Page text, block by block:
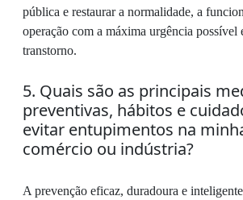
pública e restaurar a normalidade, a
operação com a máxima urgência possível
transtorno.
5. Quais são as principais
preventivas, hábitos e
evitar entupimentos na
comércio ou indústria?
A prevenção eficaz, duradoura e